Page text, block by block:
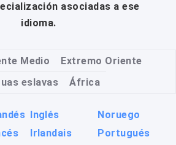
asociadas a ese
idioma.
Medio
Extremo Oriente
eslavas
África
Inglés
Irlandais
Noruego
Portugués